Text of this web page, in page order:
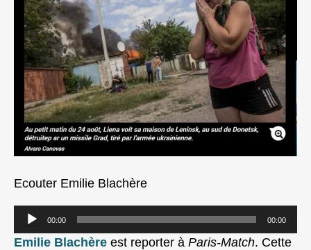
Ecouter Emilie Blachère
Lecteur
audio
00:00 00:00
Emilie Blachère est reporter à Paris-Match. Cette